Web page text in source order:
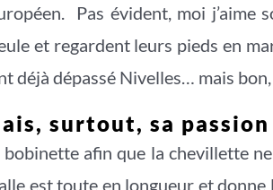
Pas évident, moi j’aime
et regardent leurs pieds en
déjà dépassé Nivelles… mais
surtout, sa
afin que la chevillette
est toute en longueur et